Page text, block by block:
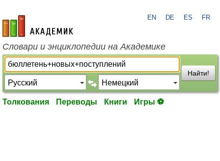
academic.ru
EN DE ES FR
Словари и энциклопедии на Академике
Найти!
Толкования Переводы Книги Игры ⚽